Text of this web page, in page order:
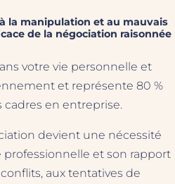
la manipulation et au mauvais
de la négociation raisonnée
votre vie personnelle et
et représente 80 %
cadres en entreprise.
devient une nécessité
professionnelle et son rapport
aux tentatives de